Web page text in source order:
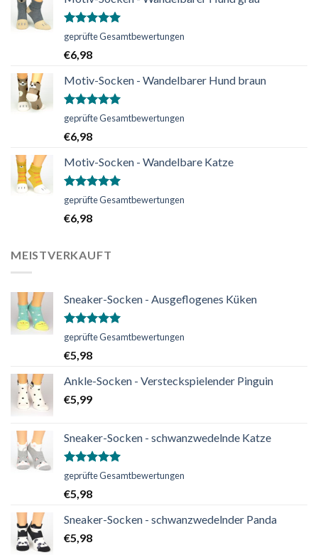
Bewertet
von 5
geprüfte Gesamtbewertungen
€6,98
Motiv-Socken - Wandelbarer Hund braun
Bewertet
von 5
geprüfte Gesamtbewertungen
€6,98
Motiv-Socken - Wandelbare Katze
Bewertet
von 5
geprüfte Gesamtbewertungen
€6,98
MEISTVERKAUFT
Sneaker-Socken - Ausgeflogenes Küken
Bewertet
von 5
geprüfte Gesamtbewertungen
€5,98
Ankle-Socken - Versteckspielender Pinguin
€5,99
Sneaker-Socken - schwanzwedelnde Katze
Bewertet
von 5
geprüfte Gesamtbewertungen
€5,98
Sneaker-Socken - schwanzwedelnder Panda
€5,98